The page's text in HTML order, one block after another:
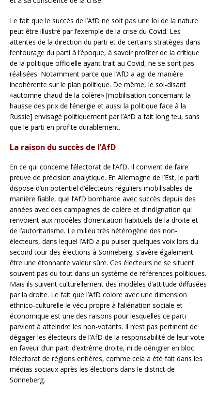
Le fait que le succès de l’AfD ne soit pas une loi de la nature
peut être illustré par l’exemple de la crise du Covid. Les
attentes de la direction du parti et de certains stratèges dans
l’entourage du parti à l’époque, à savoir profiter de la critique
de la politique officielle ayant trait au Covid, ne se sont pas
réalisées. Notamment parce que l’AfD a agi de manière
incohérente sur le plan politique. De même, le soi-disant
«automne chaud de la colère» [mobilisation concernant la
hausse des prix de l’énergie et aussi la politique face à la
Russie] envisagé politiquement par l’AfD a fait long feu, sans
que le parti en profite durablement.
La raison du succès de l’AfD
En ce qui concerne l’électorat de l’AfD, il convient de faire
preuve de précision analytique. En Allemagne de l’Est, le parti
dispose d’un potentiel d’électeurs réguliers mobilisables de
manière fiable, que l’AfD bombarde avec succès depuis des
années avec des campagnes de colère et d’indignation qui
renvoient aux modèles d’orientation habituels de la droite et
de l’autoritarisme. Le milieu très hétérogène des non-
électeurs, dans lequel l’AfD a pu puiser quelques voix lors du
second tour des élections à Sonneberg, s’avère également
être une étonnante valeur sûre. Ces électeurs ne se situent
souvent pas du tout dans un système de références politiques.
Mais ils suivent culturellement des modèles d’attitude diffusées
par la droite. Le fait que l’AfD colore avec une dimension
ethnico-culturelle le vécu propre à l’aliénation sociale et
économique est une des raisons pour lesquelles ce parti
parvient à atteindre les non-votants. Il n’est pas pertinent de
dégager les électeurs de l’AfD de la responsabilité de leur vote
en faveur d’un parti d’extrême droite, ni de dénigrer en bloc
l’électorat de régions entières, comme cela a été fait dans les
médias sociaux après les élections dans le district de
Sonneberg.